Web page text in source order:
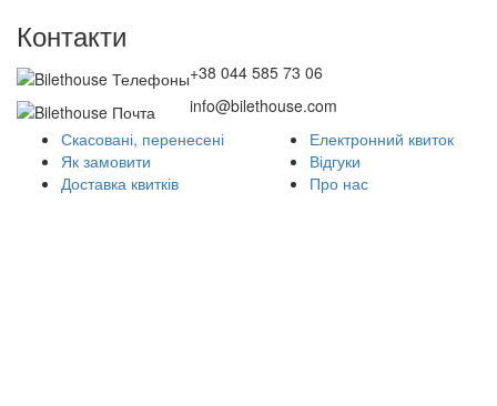
Контакти
+38 044 585 73 06
info@bilethouse.com
Скасовані, перенесені
Як замовити
Доставка квитків
Електронний квиток
Відгуки
Про нас